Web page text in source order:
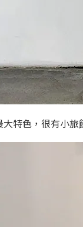
特色，很有小旅